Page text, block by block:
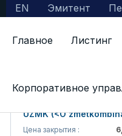
EN Эмитент
Главное Листинг
Корпоративное
Информация о компании
UZMK (<O'zmetkombinat>
Цена закрытия :
6,099